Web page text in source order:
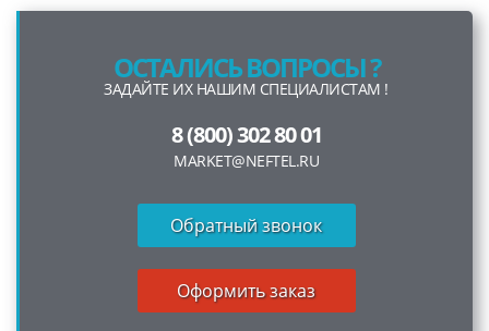
ОСТАЛИСЬ ВОПРОСЫ ?
ЗАДАЙТЕ ИХ НАШИМ СПЕЦИАЛИСТАМ !
8 (800) 302 80 01
MARKET@NEFTEL.RU
Обратный звонок
Оформить заказ